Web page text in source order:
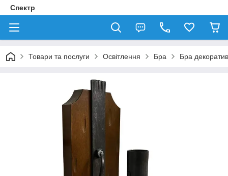
Спектр
Товари та послуги Освітлення Бра Бра